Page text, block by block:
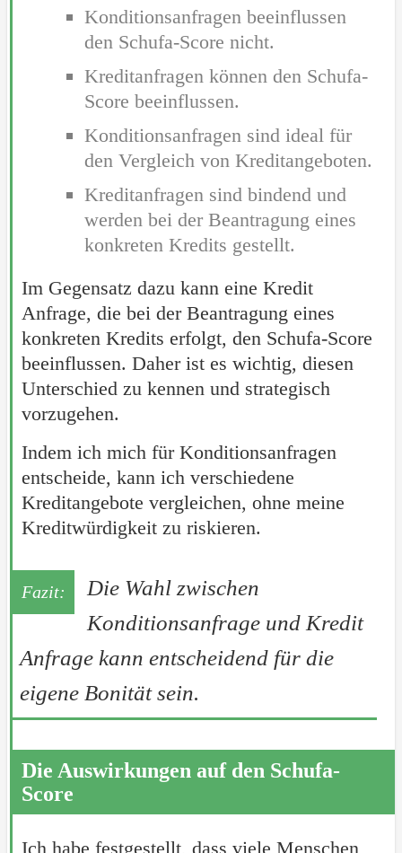
Konditionsanfragen beeinflussen
den Schufa-Score nicht.
Kreditanfragen können den Schufa-
Score beeinflussen.
Konditionsanfragen sind ideal für
den Vergleich von Kreditangeboten.
Kreditanfragen sind bindend und
werden bei der Beantragung eines
konkreten Kredits gestellt.
Im Gegensatz dazu kann eine Kredit
Anfrage, die bei der Beantragung eines
konkreten Kredits erfolgt, den Schufa-Score
beeinflussen. Daher ist es wichtig, diesen
Unterschied zu kennen und strategisch
vorzugehen.
Indem ich mich für Konditionsanfragen
entscheide, kann ich verschiedene
Kreditangebote vergleichen, ohne meine
Kreditwürdigkeit zu riskieren.
Die Wahl zwischen
Konditionsanfrage und Kredit
Anfrage kann entscheidend für die
eigene Bonität sein.
Die Auswirkungen auf den Schufa-
Score
Ich habe festgestellt, dass viele Menschen